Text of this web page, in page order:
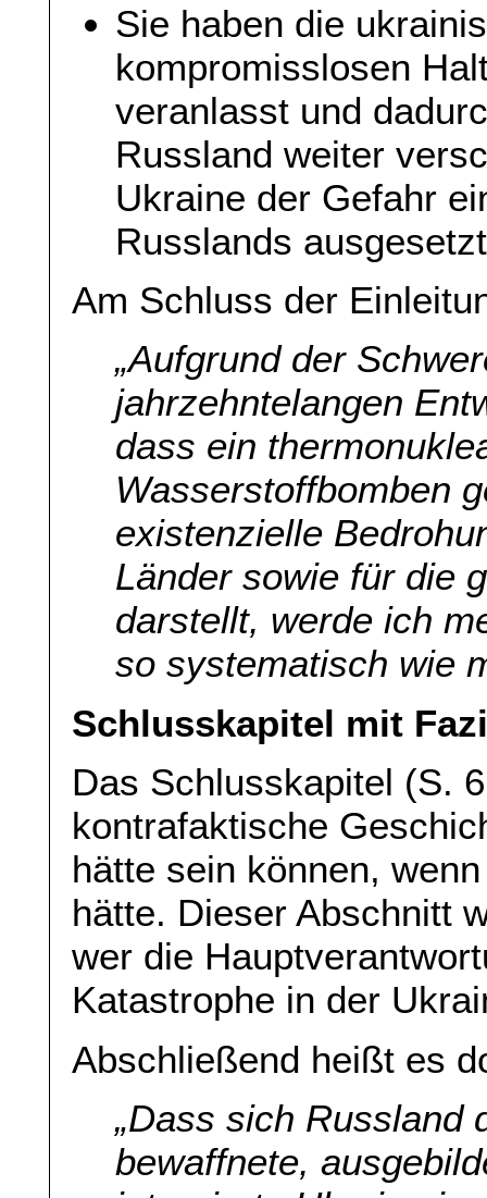
Sie haben die
kompromisslosen
veranlasst und
Russland weiter
Ukraine der Gefahr
Russlands
Am Schluss der
„Aufgrund der
jahrzehntelangen
dass ein
Wasserstoffbomben
existenzielle
Länder sowie für die
darstellt, werde ich
so systematisch wie
Schlusskapitel mit
Das Schlusskapitel (S.
kontrafaktische
hätte sein können,
hätte. Dieser Abschnitt
wer die
Katastrophe in der
Abschließend heißt es
„Dass sich Russland
bewaffnete,